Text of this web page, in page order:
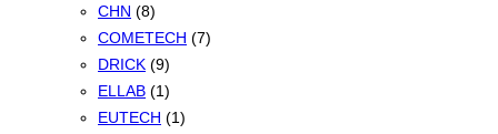
CHN (8)
COMETECH (7)
DRICK (9)
ELLAB (1)
EUTECH (1)